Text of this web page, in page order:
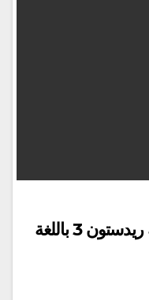
من ويندوز 10 النهائيه الأصلية ريدستون 3 باللغة